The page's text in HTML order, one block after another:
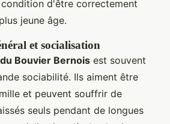
d'être correctement
jeune âge.
et socialisation
Bouvier Bernois est souvent
sociabilité. Ils aiment être
et peuvent souffrir de
seuls pendant de longues